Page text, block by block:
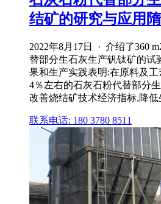
结矿的研究与应用
2022年8月17日 · 介绍了360
替部分生石灰生产钒钛矿的试
果和生产实践表明:在原料及
4％左右的石灰石粉代替部分
改善烧结矿技术经济指标,降低
联系电话: 180 3780 8511